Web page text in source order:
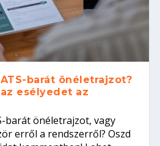
barát önéletrajzot?
esélyedet az
barát önéletrajzot, vagy
erről a rendszerről? Oszd